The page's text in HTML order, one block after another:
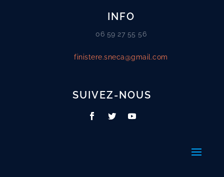
INFO
06 59 27 55 56
finistere.sneca@gmail.com
SUIVEZ-NOUS